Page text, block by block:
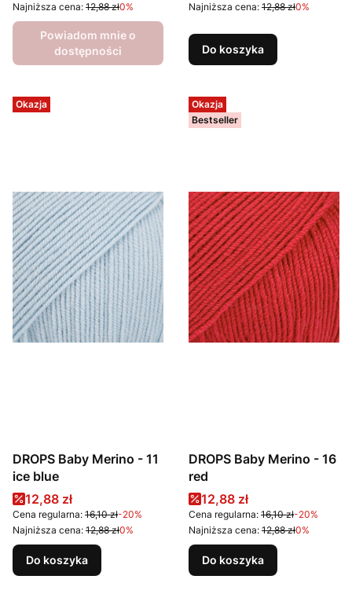
Najniższa cena: 12,88 zł0%
Powiadom mnie o
dostępności
Najniższa cena: 12,88 zł0%
Do koszyka
Okazja
DROPS Baby Merino - 11
ice blue
Cena promocyjna
12,88 zł
Cena regularna: 16,10 zł-20%
Najniższa cena: 12,88 zł0%
Do koszyka
Okazja
Bestseller
DROPS Baby Merino - 16
red
Cena promocyjna
12,88 zł
Cena regularna: 16,10 zł-20%
Najniższa cena: 12,88 zł0%
Do koszyka